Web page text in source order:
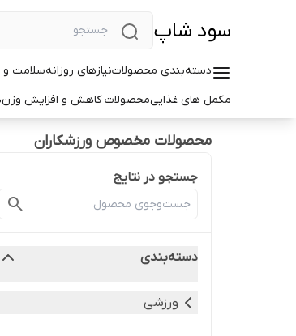
سود شاپ
دسته‌بندی محصولاتنیازهای روزانهسلامت و
مکمل های غذاییمحصولات کاهش و افزایش وزن
محصولات مخصوص ورزشکاران
جستجو در نتایج
دسته‌بندی
ورزشی